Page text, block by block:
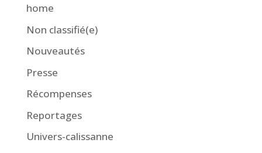
home
Non classifié(e)
Nouveautés
Presse
Récompenses
Reportages
Univers-calissanne